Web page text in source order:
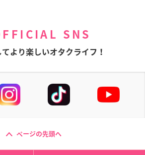
SNS
より楽しいオタクライフ！
ページの先頭へ